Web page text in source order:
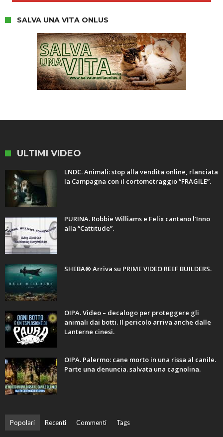
SALVA UNA VITA ONLUS
ULTIMI VIDEO
LNDC. Animali: stop alla vendita online, rlanciata
la Campagna con il cortometraggio “FRAGILE”.
PURINA. Robbie Williams e Felix cantano l’Inno
alla “Cattitude”.
SHEBA® Arriva su PRIME VIDEO REEF BUILDERS.
OIPA. Video – decalogo per proteggere gli
animali dai botti. Il pericolo arriva anche dalle
Lanterne cinesi.
OIPA. Palermo: cane morto in una rissa al canile.
Parte una denuncia. salvata una cagnolina.
Popolari Recenti Commenti Tags